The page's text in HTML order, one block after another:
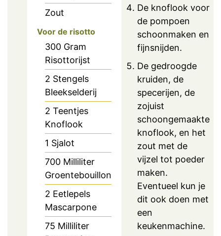
Zout
Voor de risotto
300 Gram
Risottorijst
2 Stengels
Bleekselderij
2 Teentjes
Knoflook
1 Sjalot
700 Milliliter
Groentebouillon
2 Eetlepels
Mascarpone
75 Milliliter
De knoflook voor
de pompoen
schoonmaken en
fijnsnijden.
De gedroogde
kruiden, de
specerijen, de
zojuist
schoongemaakte
knoflook, en het
zout met de
vijzel tot poeder
maken.
Eventueel kun je
dit ook doen met
een
keukenmachine.